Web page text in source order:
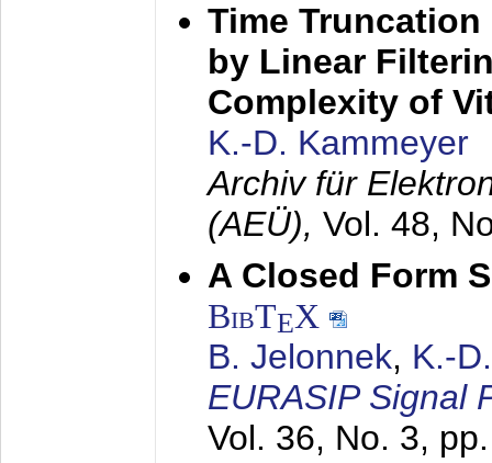
Time
by Linear
Complexity of
K.-D. Kammeyer
Archiv für
(AEÜ), Vol. 48,
A Closed Form
BibTEX
B. Jelonnek, K.-
EURASIP Signal
Vol. 36, No. 3,